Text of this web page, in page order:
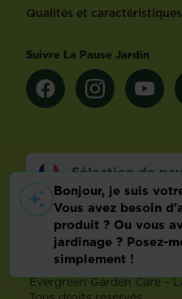
Qualités et
Suivre La Pause Jardin
Sélection de
Footer
Mentions légalesFAQ
Politique relative aux
Préférences de cookies
Evergreen Garden Care –